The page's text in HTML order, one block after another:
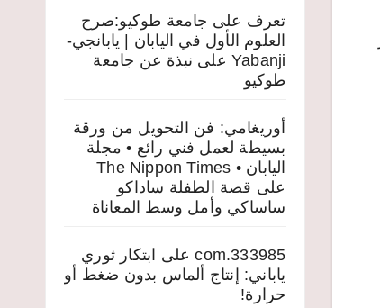
تعرف على جامعة طوكيو:صرح
العلوم الأول في اليابان | يابانجي-
Yabanjiعلى نبذة عن جامعة
طوكيو
أوريغامي: فن التحويل من ورقة
بسيطة لعمل فني رائع • مجلة
اليابان • The Nippon Times
على قصة الطفلة ساداكو
ساساكي وأمل وسط المعاناة
333985.com على
ابتكار ثوري
ياباني: إنتاج ألماس بدون ضغط أو
حرارة!